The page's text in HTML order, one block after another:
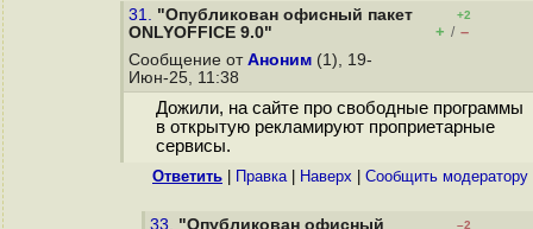
31. "Опубликован офисный пакет
ONLYOFFICE 9.0"
+2
+ / –
Сообщение от Аноним (1), 19-
Июн-25, 11:38
Дожили, на сайте про свободные программы
в открытую рекламируют проприетарные
сервисы.
Ответить Правка| Наверх Cообщить модератору
33. "Опубликован офисный
–2